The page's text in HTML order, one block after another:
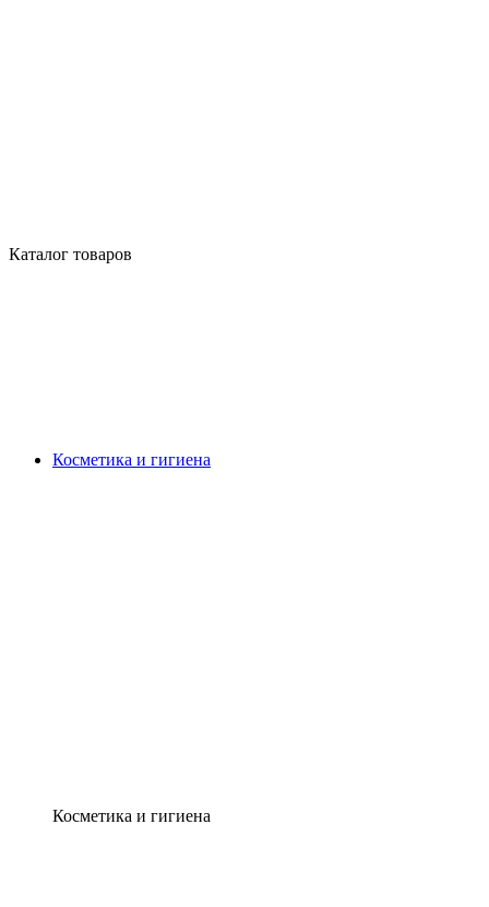
Каталог товаров
Косметика и гигиена
Косметика и гигиена